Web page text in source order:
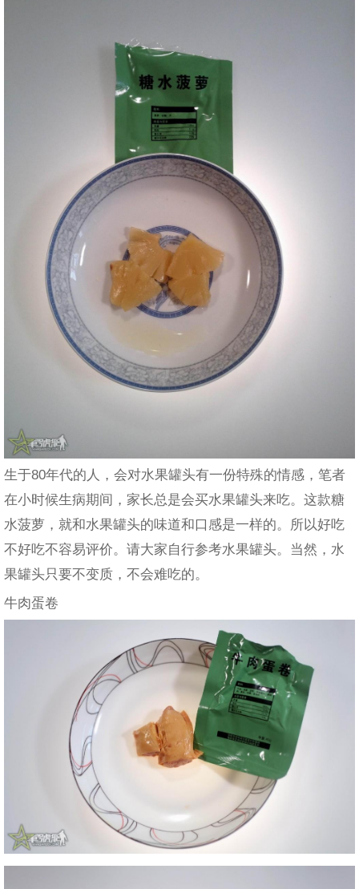
生于80年代的人，会对水果罐头有一份特殊的情感，笔者
在小时候生病期间，家长总是会买水果罐头来吃。这款糖
水菠萝，就和水果罐头的味道和口感是一样的。所以好吃
不好吃不容易评价。请大家自行参考水果罐头。当然，水
果罐头只要不变质，不会难吃的。
牛肉蛋卷